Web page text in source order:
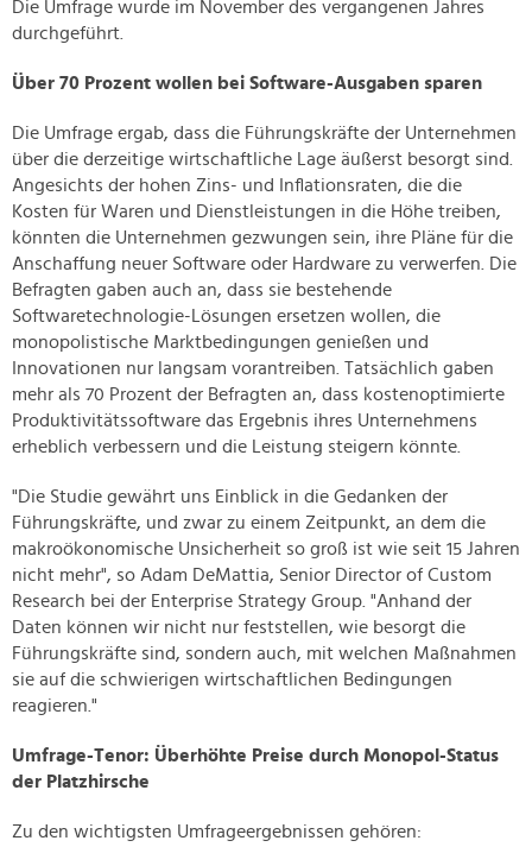
Die Umfrage wurde im November des vergangenen Jahres
durchgeführt.
Über 70 Prozent wollen bei Software-Ausgaben sparen
Die Umfrage ergab, dass die Führungskräfte der Unternehmen
über die derzeitige wirtschaftliche Lage äußerst besorgt sind.
Angesichts der hohen Zins- und Inflationsraten, die die
Kosten für Waren und Dienstleistungen in die Höhe treiben,
könnten die Unternehmen gezwungen sein, ihre Pläne für die
Anschaffung neuer Software oder Hardware zu verwerfen. Die
Befragten gaben auch an, dass sie bestehende
Softwaretechnologie-Lösungen ersetzen wollen, die
monopolistische Marktbedingungen genießen und
Innovationen nur langsam vorantreiben. Tatsächlich gaben
mehr als 70 Prozent der Befragten an, dass kostenoptimierte
Produktivitätssoftware das Ergebnis ihres Unternehmens
erheblich verbessern und die Leistung steigern könnte.
"Die Studie gewährt uns Einblick in die Gedanken der
Führungskräfte, und zwar zu einem Zeitpunkt, an dem die
makroökonomische Unsicherheit so groß ist wie seit 15 Jahren
nicht mehr", so Adam DeMattia, Senior Director of Custom
Research bei der Enterprise Strategy Group. "Anhand der
Daten können wir nicht nur feststellen, wie besorgt die
Führungskräfte sind, sondern auch, mit welchen Maßnahmen
sie auf die schwierigen wirtschaftlichen Bedingungen
reagieren."
Umfrage-Tenor: Überhöhte Preise durch Monopol-Status
der Platzhirsche
Zu den wichtigsten Umfrageergebnissen gehören: